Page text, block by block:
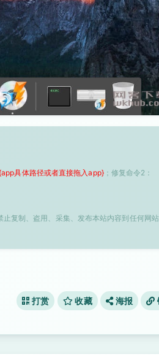
具体路径或者直接拖入app}；修复命令2：
复制、盗用、采集、发布本站内容到任何网
打赏 收藏 海报